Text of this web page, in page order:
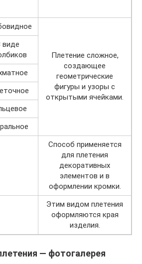
Плетение сложное,
создающее
геометрические
фигуры и узоры с
открытыми ячейками.
виде
Способ применяется
для плетения
декоративных
элементов и в
оформлении кромки.
Этим видом плетения
оформляются края
изделия.
— фотогалерея